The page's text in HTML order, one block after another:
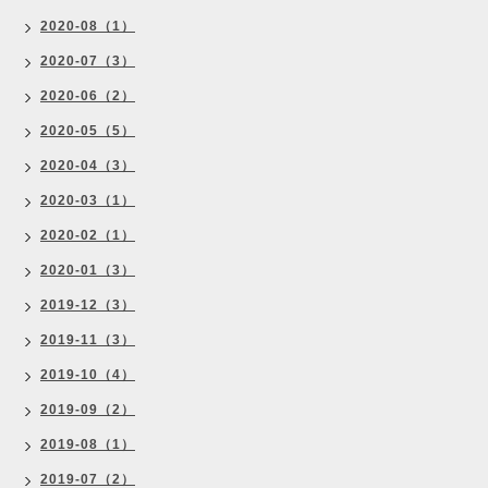
2020-08（1）
2020-07（3）
2020-06（2）
2020-05（5）
2020-04（3）
2020-03（1）
2020-02（1）
2020-01（3）
2019-12（3）
2019-11（3）
2019-10（4）
2019-09（2）
2019-08（1）
2019-07（2）